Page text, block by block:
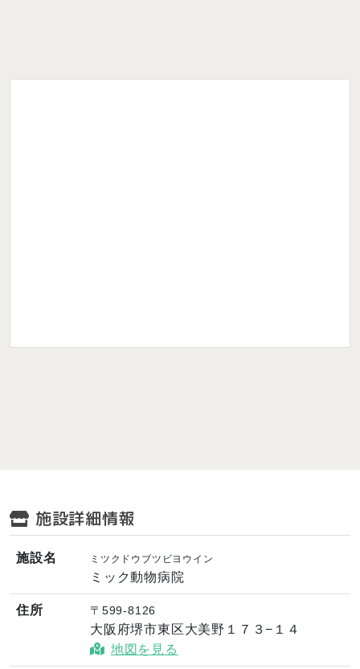
施設詳細情報
施設名 ミツクドウブツビヨウイン
ミック動物病院
住所 〒599-8126
大阪府堺市東区大美野１７３−１４
地図を見る